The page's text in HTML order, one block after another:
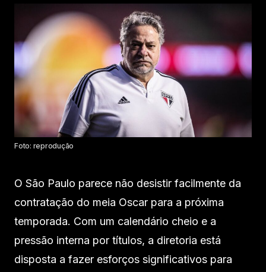
Foto: reprodução
O São Paulo parece não desistir facilmente da
contratação do meia Oscar para a próxima
temporada. Com um calendário cheio e a
pressão interna por títulos, a diretoria está
disposta a fazer esforços significativos para